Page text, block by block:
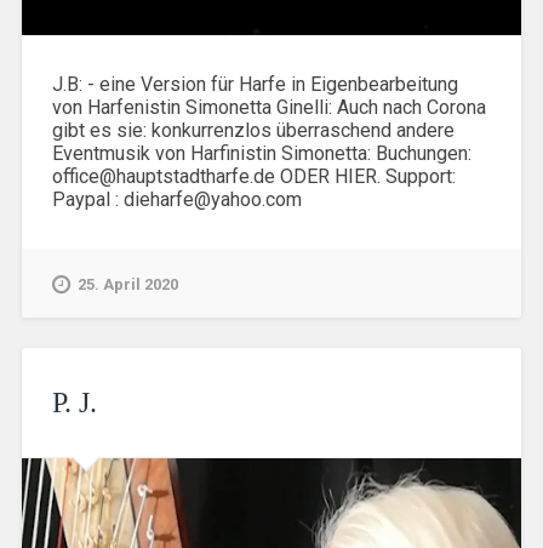
J.B: - eine Version für Harfe in Eigenbearbeitung
von Harfenistin Simonetta Ginelli: Auch nach Corona
gibt es sie: konkurrenzlos überraschend andere
Eventmusik von Harfinistin Simonetta: Buchungen:
office@hauptstadtharfe.de ODER HIER. Support:
Paypal : dieharfe@yahoo.com
25. April 2020
P. J.